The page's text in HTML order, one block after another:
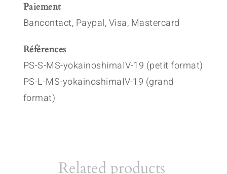
Paiement
Bancontact, Paypal, Visa, Mastercard
Références
PS-S-MS-yokainoshimaIV-19 (petit format)
PS-L-MS-yokainoshimaIV-19 (grand
format)
Related products